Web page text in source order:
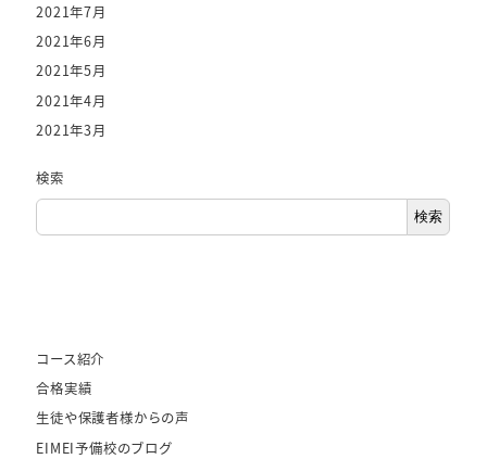
2021年7月
2021年6月
2021年5月
2021年4月
2021年3月
検索
検索
コース紹介
合格実績
生徒や保護者様からの声
EIMEI予備校のブログ